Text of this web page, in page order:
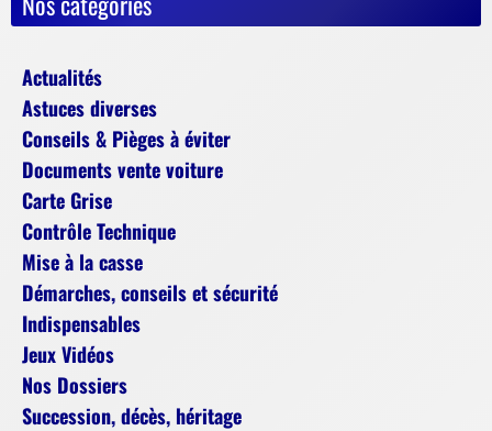
Actualités
Astuces diverses
Conseils & Pièges à éviter
Documents vente voiture
Carte Grise
Contrôle Technique
Mise à la casse
Démarches, conseils et sécurité
Indispensables
Jeux Vidéos
Nos Dossiers
Succession, décès, héritage